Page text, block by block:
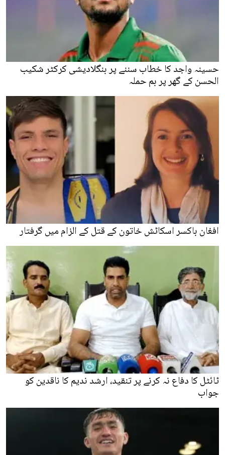
حسینہ واجد کا خطاب سننے پر بنگلادیشی کرکٹر شکیب
الحسن کے گھر پر بم حملہ
افغان باکسر اسکاٹش خاتون کے قتل کے الزام میں گرفتار
ٹائٹل کا دفاع نہ کرنے پر تنقید، ارشد ندیم کا ناقدین کو
جواب